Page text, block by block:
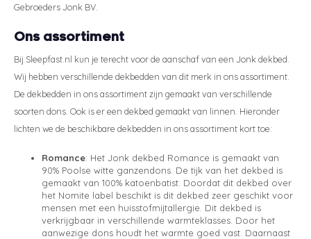
Gebroeders Jonk BV.
Ons assortiment
Bij Sleepfast.nl kun je terecht voor de aanschaf van een Jonk dekbed.
Wij hebben verschillende dekbedden van dit merk in ons assortiment.
De dekbedden in ons assortiment zijn gemaakt van verschillende
soorten dons. Ook is er een dekbed gemaakt van linnen. Hieronder
lichten we de beschikbare dekbedden in ons assortiment kort toe:
Romance: Het Jonk dekbed Romance is gemaakt van
90% Poolse witte ganzendons. De tijk van het dekbed is
gemaakt van 100% katoenbatist. Doordat dit dekbed over
het Nomite label beschikt is dit dekbed zeer geschikt voor
mensen met een huisstofmijtallergie. Dit dekbed is
verkrijgbaar in verschillende warmteklasses. Door het
aanwezige dons houdt het warmte goed vast. Daarnaast